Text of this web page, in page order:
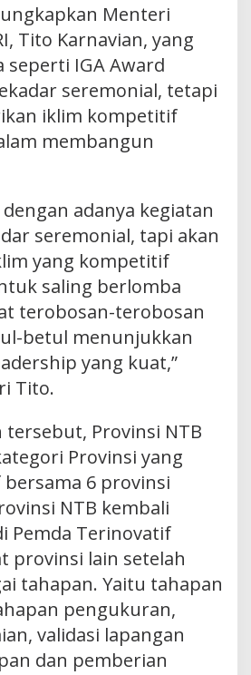
Menteri
Tito Karnavian, yang
seperti IGA Award
seremonial, tetapi
iklim kompetitif
membangun
adanya kegiatan
seremonial, tapi akan
yang kompetitif
saling berlomba
terobosan-terobosan
betul menunjukkan
yang kuat,”
Tito.
tersebut, Provinsi NTB
Provinsi yang
6 provinsi
NTB kembali
Pemda Terinovatif
provinsi lain setelah
tahapan. Yaitu tahapan
pengukuran,
validasi lapangan
dan pemberian